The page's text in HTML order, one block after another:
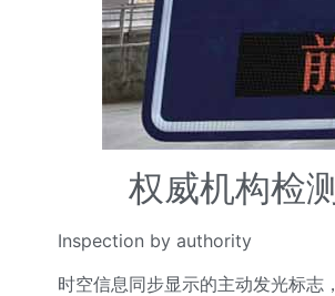
权威机构检测
Inspection by authority
时空信息同步显示的主动发光标